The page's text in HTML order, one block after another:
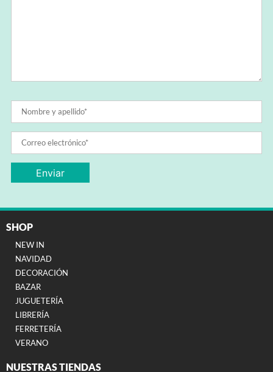
SHOP
NEW IN
NAVIDAD
DECORACIÓN
BAZAR
JUGUETERÍA
LIBRERÍA
FERRETERÍA
VERANO
NUESTRAS TIENDAS